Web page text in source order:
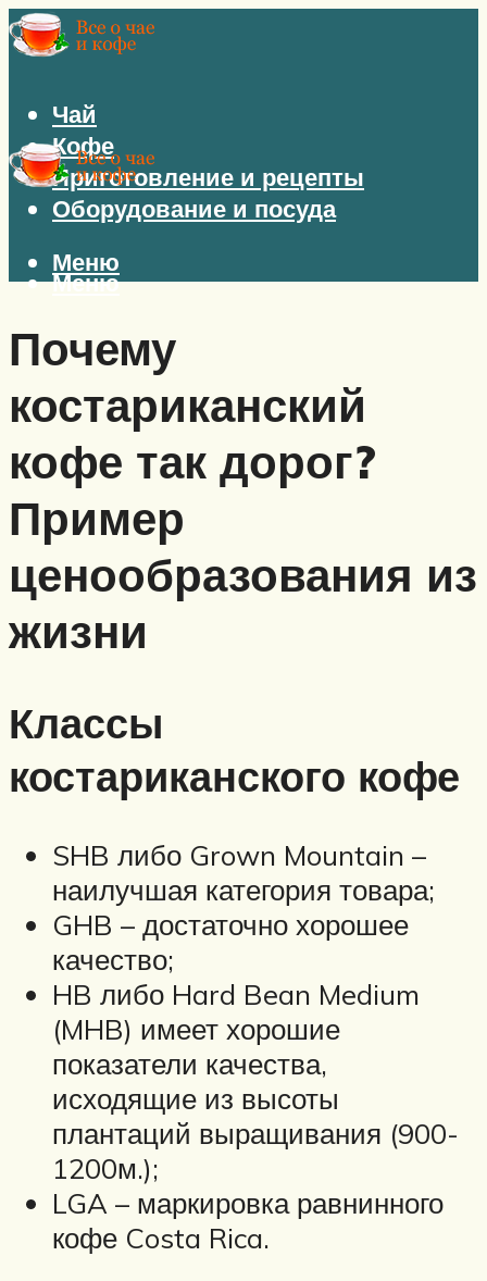
Чай
Кофе
Приготовление и рецепты
Оборудование и посуда
Меню
Меню
Почему
костариканский
кофе так дорог?
Пример
ценообразования из
жизни
Классы
костариканского кофе
SHB либо Grown Mountain –
наилучшая категория товара;
GHB – достаточно хорошее
качество;
HB либо Hard Bean Medium
(MHB) имеет хорошие
показатели качества,
исходящие из высоты
плантаций выращивания (900-
1200м.);
LGA – маркировка равнинного
кофе Costa Rica.